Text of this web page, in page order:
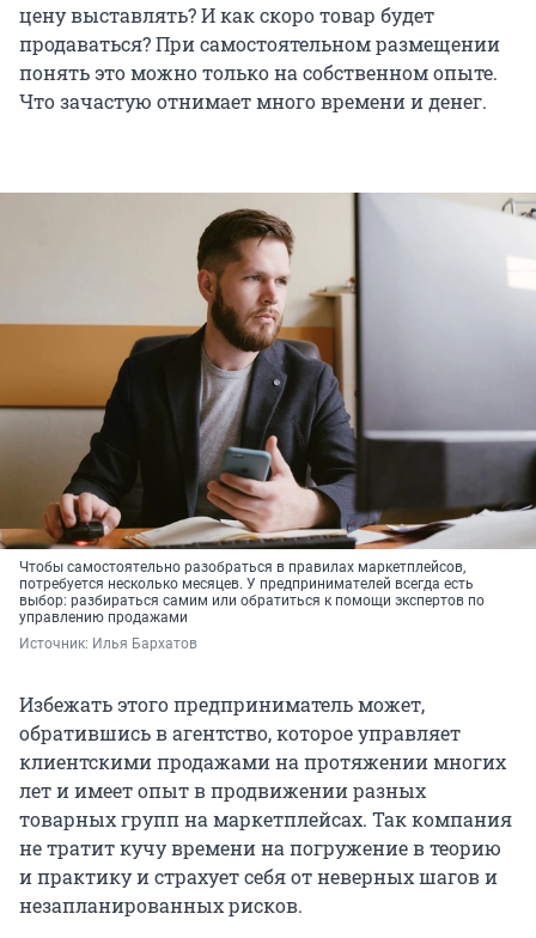
цену выставлять? И как скоро товар будет
продаваться? При самостоятельном размещении
понять это можно только на собственном опыте.
Что зачастую отнимает много времени и денег.
Чтобы самостоятельно разобраться в правилах маркетплейсов,
потребуется несколько месяцев. У предпринимателей всегда есть
выбор: разбираться самим или обратиться к помощи экспертов по
управлению продажами
Источник: Илья Бархатов
Избежать этого предприниматель может,
обратившись в агентство, которое управляет
клиентскими продажами на протяжении многих
лет и имеет опыт в продвижении разных
товарных групп на маркетплейсах. Так компания
не тратит кучу времени на погружение в теорию
и практику и страхует себя от неверных шагов и
незапланированных рисков.